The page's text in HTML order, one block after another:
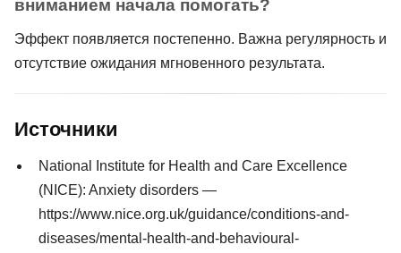
вниманием начала помогать?
Эффект появляется постепенно. Важна регулярность и
отсутствие ожидания мгновенного результата.
Источники
National Institute for Health and Care Excellence
(NICE): Anxiety disorders —
https://www.nice.org.uk/guidance/conditions-and-
diseases/mental-health-and-behavioural-